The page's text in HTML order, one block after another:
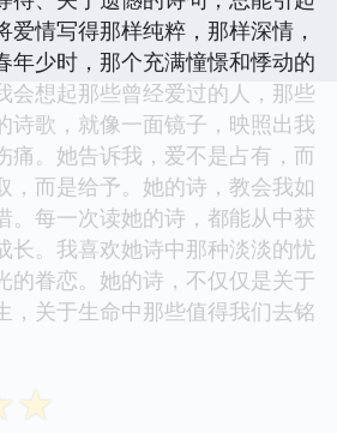
爱情写得那样纯粹，那样深情，
年少时，那个充满憧憬和悸动的
会想起那些曾经爱过的人，那些
诗歌，就像一面镜子，映照出我
痛。她告诉我，爱不是占有，而
，而是给予。她的诗，教会我如
。每一次读她的诗，都能从中获
长。我喜欢她诗中那种淡淡的忧
的眷恋。她的诗，不仅仅是关于
，关于生命中那些值得我们去铭
☆